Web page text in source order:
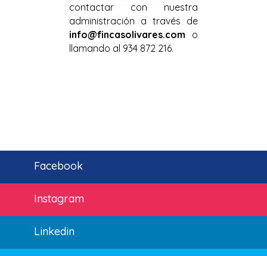
contactar con nuestra
administración a través de
info@fincasolivares.com
o
llamando al 934 872 216.
Facebook
Instagram
Linkedin